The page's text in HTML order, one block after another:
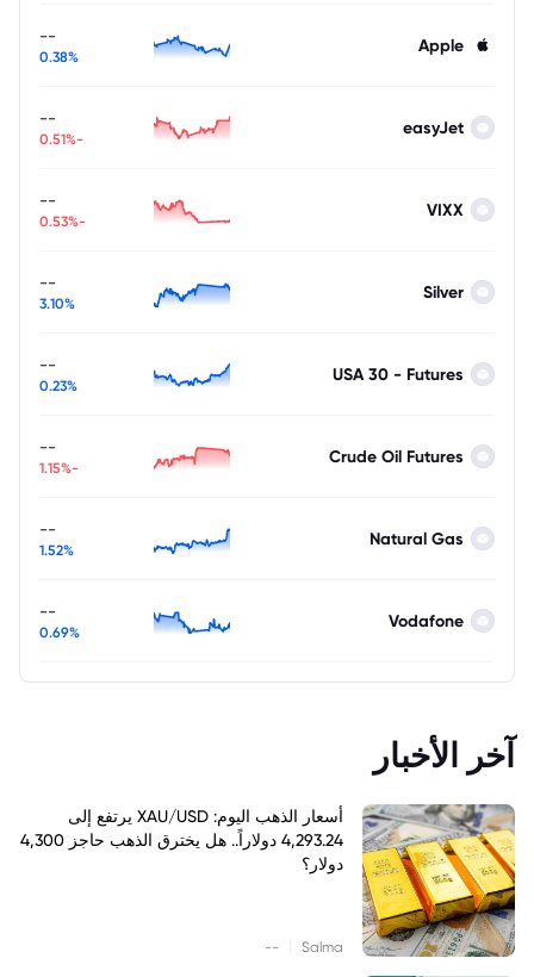
Apple
--
0.38%
easyJet
--
-0.51%
VIXX
--
-0.53%
Silver
--
3.10%
USA 30 - Futures
--
0.23%
Crude Oil Futures
--
-1.15%
Natural Gas
--
1.52%
Vodafone
--
0.69%
آخر الأخبار
أسعار الذهب اليوم: XAU/USD يرتفع إلى
4,293.24 دولاراً.. هل يخترق الذهب حاجز 4,300
دولار؟
Salma
--